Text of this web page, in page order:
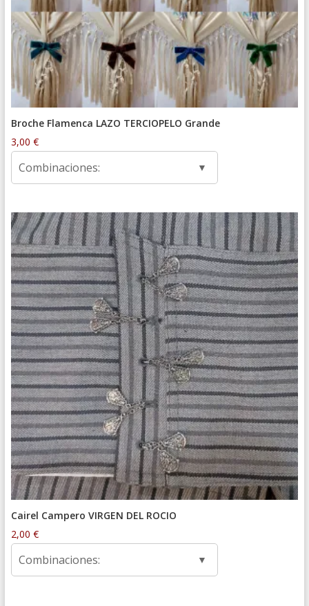
Broche Flamenca LAZO TERCIOPELO Grande
3,00 €
Combinaciones:
Cairel Campero VIRGEN DEL ROCIO
2,00 €
Combinaciones: